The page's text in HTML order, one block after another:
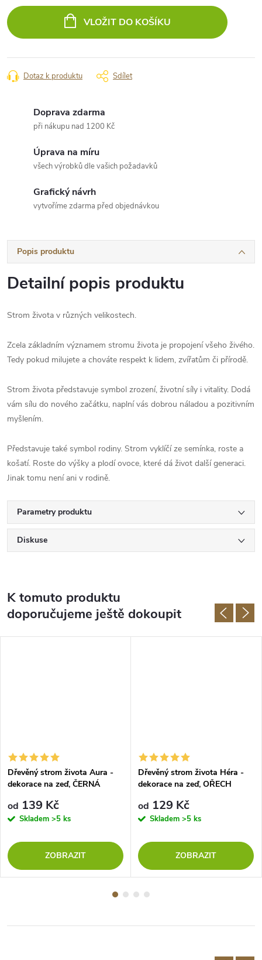
cena:
VLOŽIT DO KOŠÍKU
Dotaz k produktu Sdílet
Doprava zdarma
při nákupu nad 1200 Kč
Úprava na míru
všech výrobků dle vašich požadavků
Grafický návrh
vytvoříme zdarma před objednávkou
Popis produktu
Detailní popis produktu
Strom života v různých velikostech.
Zcela základním významem stromu života je propojení všeho živého.
Tedy pokud milujete a chováte respekt k lidem, zvířatům či přírodě.
Strom života představuje symbol zrození, životní síly i vitality. Dodá
vám sílu do nového začátku, naplní vás dobrou náladou a pozitivním
myšlením.
Představuje také symbol rodiny. Strom vyklíčí ze semínka, roste a
košatí. Roste do výšky a plodí ovoce, které dá život další generaci.
Jinak tomu není ani v rodině.
Parametry produktu
Diskuse
K tomuto produktu
doporučujeme ještě dokoupit
Dřevěný strom života Aura -
dekorace na zeď, ČERNÁ
od 139 Kč
Skladem >5 ks
ZOBRAZIT
Dřevěný strom života Héra -
dekorace na zeď, OŘECH
od 129 Kč
Skladem >5 ks
ZOBRAZIT